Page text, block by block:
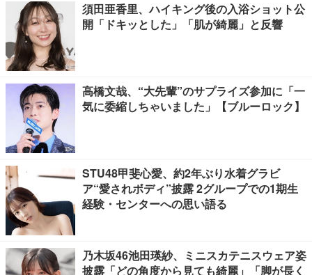
須田亜香里、ハイキング後の入浴ショット公
開「ドキッとした」「肌が綺麗」と反響
高橋文哉、“大先輩”のサプライズ参加に「一
気に委縮しちゃいました」【ブルーロック】
STU48甲斐心愛、約2年ぶり水着グラビ
ア“愛されボディ”披露 2グループでの1期生
経験・センターへの思い語る
乃木坂46池田瑛紗、ミニスカテニスウェア姿
披露「どの角度から見ても綺麗」「脚が長く